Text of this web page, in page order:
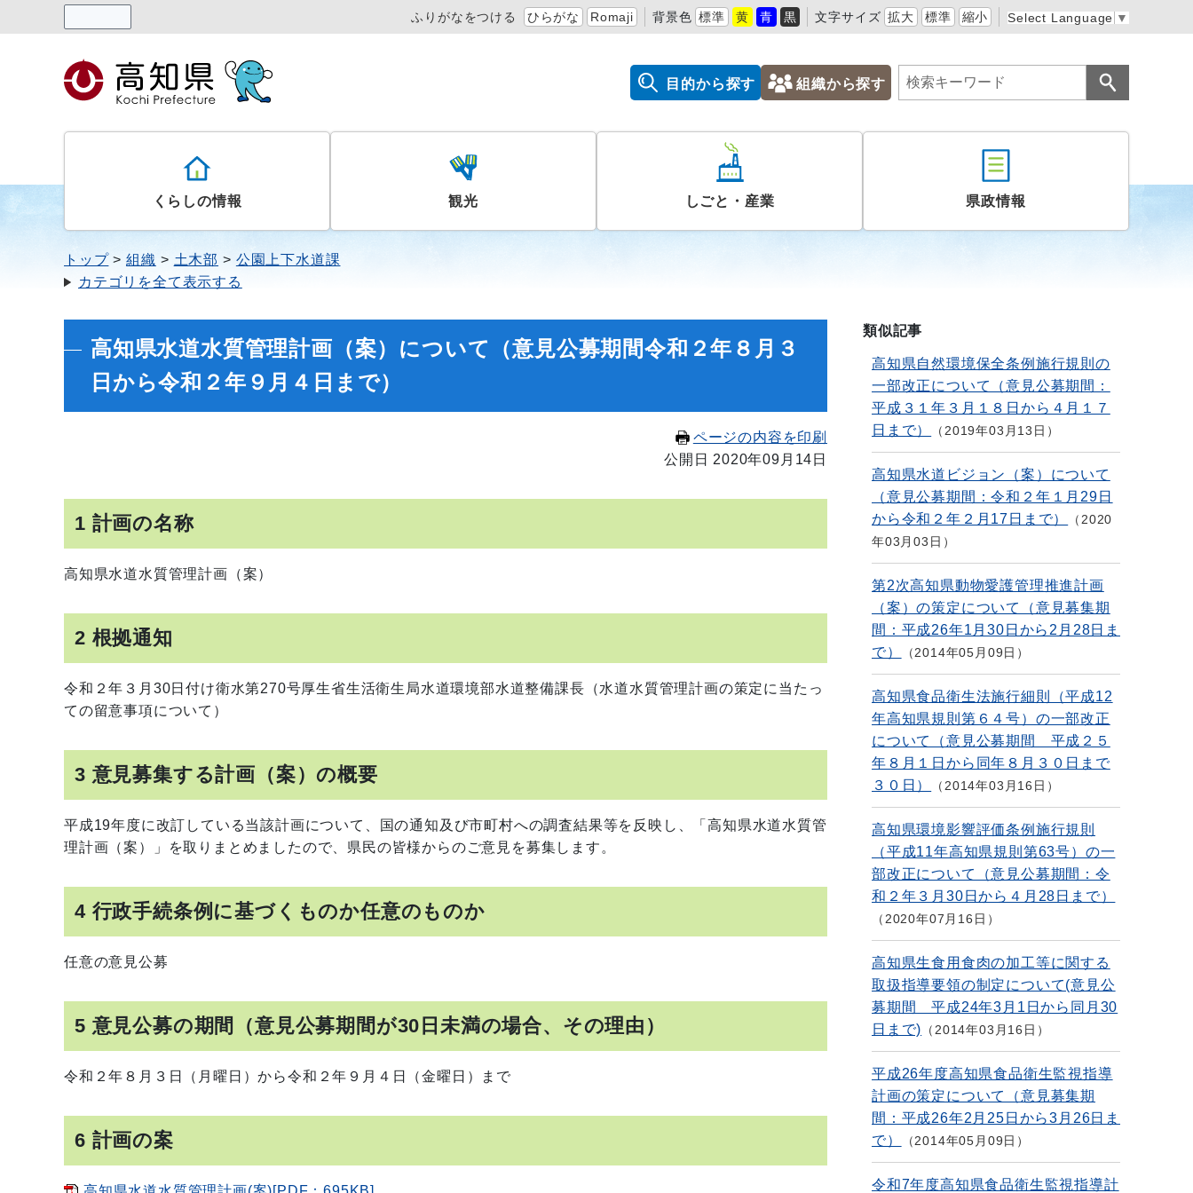
ふりがなをつける ひらがな Romaji 背景色 標準 黄 青 黒 文字サイズ 拡大 標準 縮小 Select Language ▼
目的から探す 組織から探す
くらしの情報 観光 しごと・産業 県政情報
トップ 組織 土木部
公園上下水道課
カテゴリを全て表示する
高知県水道水質管理計画（案）について（意見公募期間令和２年８月３
日から令和２年９月４日まで）
ページの内容を印刷
公開日 2020年09月14日
1 計画の名称
高知県水道水質管理計画（案）
2 根拠通知
令和２年３月30日付け衛水第270号厚生省生活衛生局水道環境部水道整備課長（水道水質管理計画の策定に当たっ
ての留意事項について）
3 意見募集する計画（案）の概要
平成19年度に改訂している当該計画について、国の通知及び市町村への調査結果等を反映し、「高知県水道水質管
理計画（案）」を取りまとめましたので、県民の皆様からのご意見を募集します。
4 行政手続条例に基づくものか任意のものか
任意の意見公募
5 意見公募の期間（意見公募期間が30日未満の場合、その理由）
令和２年８月３日（月曜日）から令和２年９月４日（金曜日）まで
6 計画の案
類似記事
高知県自然環境保全条例施行規則の
一部改正について（意見公募期間：
平成３１年３月１８日から４月１７
日まで）
2019年03月13日
高知県水道ビジョン（案）について
（意見公募期間：令和２年１月29日
から令和２年２月17日まで）
2020
年03月03日
第2次高知県動物愛護管理推進計画
（案）の策定について（意見募集期
間：平成26年1月30日から2月28日ま
で）
2014年05月09日
高知県食品衛生法施行細則（平成12
年高知県規則第６４号）の一部改正
について（意見公募期間 平成２５
年８月１日から同年８月３０日まで
３０日）
2014年03月16日
高知県環境影響評価条例施行規則
（平成11年高知県規則第63号）の一
部改正について（意見公募期間：令
和２年３月30日から４月28日まで）
2020年07月16日
高知県生食用食肉の加工等に関する
取扱指導要領の制定について(意見公
募期間 平成24年3月1日から同月30
日まで)
2014年03月16日
平成26年度高知県食品衛生監視指導
計画の策定について（意見募集期
間：平成26年2月25日から3月26日ま
で）
2014年05月09日
令和7年度高知県食品衛生監視指導計